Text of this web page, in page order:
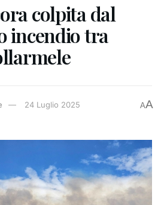
colpita dal
incendio tra
24 Luglio 2025 AA